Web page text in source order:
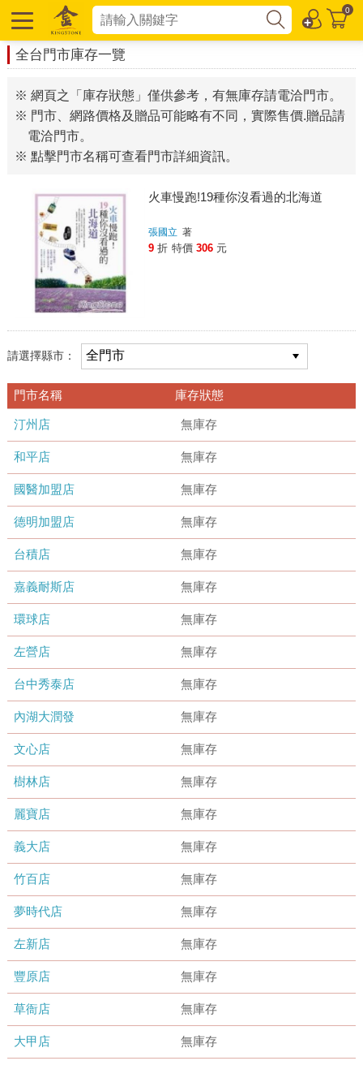
0
全台門市庫存一覽
※ 網頁之「庫存狀態」僅供參考，有無庫存請電洽門市。
※ 門市、網路價格及贈品可能略有不同，實際售價.贈品請
電洽門市。
※ 點擊門市名稱可查看門市詳細資訊。
火車慢跑!19種你沒看過的北海道
張國立 著
9 折 特價 306 元
請選擇縣市：
門市名稱 庫存狀態
汀州店 無庫存
和平店 無庫存
國醫加盟店 無庫存
德明加盟店 無庫存
台積店 無庫存
嘉義耐斯店 無庫存
環球店 無庫存
左營店 無庫存
台中秀泰店 無庫存
內湖大潤發 無庫存
文心店 無庫存
樹林店 無庫存
麗寶店 無庫存
義大店 無庫存
竹百店 無庫存
夢時代店 無庫存
左新店 無庫存
豐原店 無庫存
草衙店 無庫存
大甲店 無庫存